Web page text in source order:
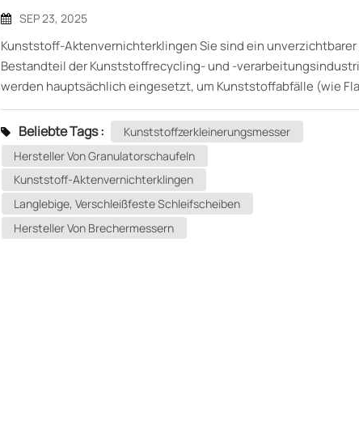
SEP 23, 2025
Kunststoff-Aktenvernichterklingen Sie sind ein unverzichtbarer
Bestandteil der Kunststoffrecycling- und -
werden hauptsächlich eingesetzt, um Kunststoffabfälle (wie
Tüten und Rohre) in kleine Partikel oder Fragmente für die
Weiterverarbeitung oder Wiederaufbereitung zu zerkleinern. Die
Leistung der Zerkleinerungsmesser beeinflusst direkt die
Zerkleinerungseffizienz, die Produktqualität und die
der Anlage. Hauptmerkmale: Hohe Härte und
Klingen von Kunststoff-Aktenvernichtern bestehen in der Regel
hochfestem legiertem Stahl, Edelstahl oder anderen hochfesten
Beliebte Tags :
Kunststoffzerkleinerungsmesser
Hersteller Von Granulatorschaufeln
Kunststoff-Aktenvernichterklingen
Langlebige, Verschleißfeste Schleifscheiben
Hersteller Von Brechermessern